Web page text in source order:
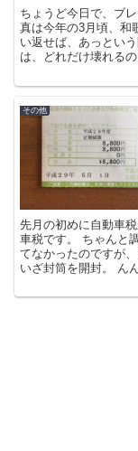
ちょうど今日で、ブ
真は今年の3月頃、和
い返せば、あっとい
は、どれだけ壊れる
その他
先月の初めに自動車
車税です。 ちゃんと
てなかったのですが
いざ封筒を開封。 んん